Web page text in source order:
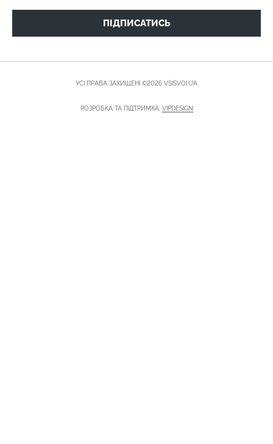
ПІДПИСАТИСЬ
УСІ ПРАВА ЗАХИЩЕНІ ©2026 VSISVOI.UA
РОЗРОБКА ТА ПІДТРИМКА: VIPDESIGN